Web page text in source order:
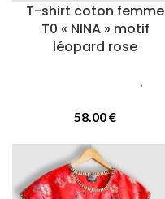
T-shirt coton femme
T0 « NINA » motif
léopard rose
,
58.00€